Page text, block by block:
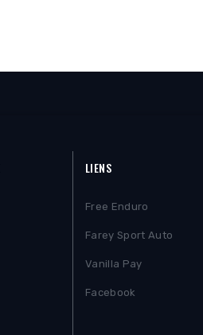
LIENS
Free Enduro
Farey Sport Auto
Vanilla Pay
Facebook